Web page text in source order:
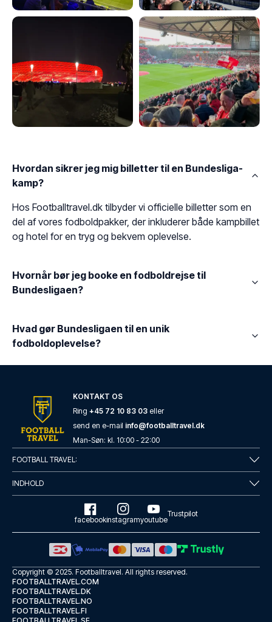
Hvordan sikrer jeg mig billetter til en Bundesliga-
kamp?
Hos Footballtravel.dk tilbyder vi officielle billetter som en
del af vores fodboldpakker, der inkluderer både kampbillet
og hotel for en tryg og bekvem oplevelse.
Hvornår bør jeg booke en fodboldrejse til
Bundesligaen?
Hvad gør Bundesligaen til en unik
fodboldoplevelse?
KONTAKT OS
Ring +45 72 10 83 03 eller
send en e-mail info@footballtravel.dk
Man-Søn: kl. 10:00 - 22:00
FOOTBALL TRAVEL:
INDHOLD
facebookinstagramyoutube
Trustpilot
Copyright © 2025. Footballtravel. All rights reserved.
FOOTBALLTRAVEL.COM
FOOTBALLTRAVEL.DK
FOOTBALLTRAVEL.NO
FOOTBALLTRAVEL.FI